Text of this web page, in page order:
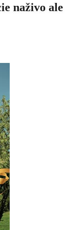
naživo ale